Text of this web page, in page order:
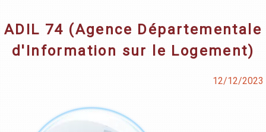
ADIL 74 (Agence Départementale
d'Information sur le Logement)
12/12/2023